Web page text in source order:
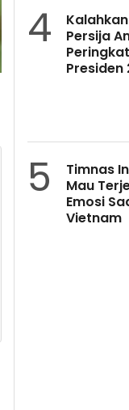
4
Persija
Presiden
5
Timnas
Mau
Emosi
Vietnam